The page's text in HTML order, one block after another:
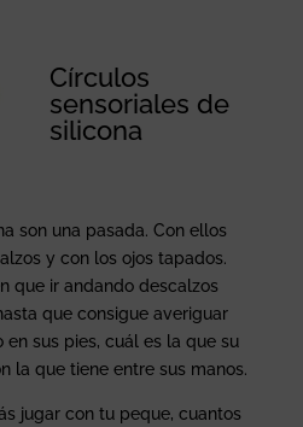
Círculos
sensoriales de
silicona
son una pasada. Con ellos
y con los ojos tapados.
que ir andando descalzos
que consigue averiguar
sus pies, cuál es la que su
la que tiene entre sus manos.
jugar con tu peque, cuantos